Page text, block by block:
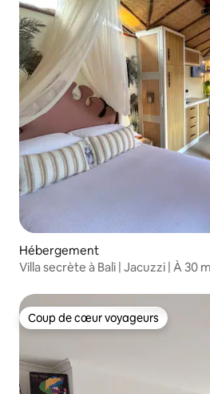
Hébergement
Villa secrète à Bali | Jacuzzi | À 30
Coup de cœur voyageurs
Coup de cœur voyageurs